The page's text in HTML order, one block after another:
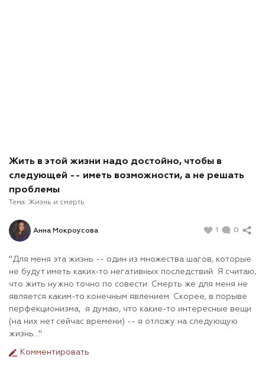
Жить в этой жизни надо достойно, чтобы в
следующей -- иметь возможности, а не решать
проблемы
Тема: Жизнь и смерть
Анна Мокроусова 1 0
"Для меня эта жизнь -- один из множества шагов, которые
не будут иметь каких-то негативных последствий. Я считаю,
что жить нужно точно по совести. Смерть же для меня не
является каким-то конечным явлением. Скорее, в порыве
перфекционизма, я думаю, что какие-то интересные вещи
(на них нет сейчас времени) -- я отложу на следующую
жизнь..."
Комментировать